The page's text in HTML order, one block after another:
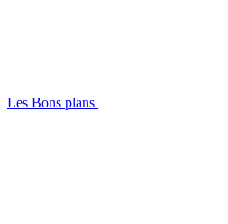
Les Bons plans